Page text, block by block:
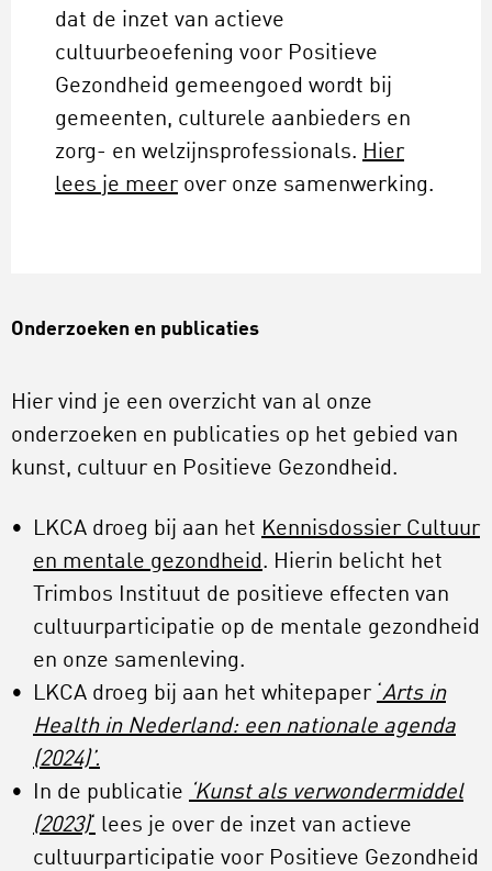
dat de inzet van actieve
cultuurbeoefening voor Positieve
Gezondheid gemeengoed wordt bij
gemeenten, culturele aanbieders en
zorg- en welzijnsprofessionals. Hier
lees je meer over onze samenwerking.
Onderzoeken en publicaties
Hier vind je een overzicht van al onze
onderzoeken en publicaties op het gebied van
kunst, cultuur en Positieve Gezondheid.
LKCA droeg bij aan het Kennisdossier Cultuur
en mentale gezondheid . Hierin belicht het
Trimbos Instituut de positieve effecten van
cultuurparticipatie op de mentale gezondheid
en onze samenleving.
LKCA droeg bij aan het whitepaper Arts in
Health in Nederland: een nationale agenda
(2024)’.
In de publicatie ‘Kunst als verwondermiddel
(2023)‘ lees je over de inzet van actieve
cultuurparticipatie voor Positieve Gezondheid